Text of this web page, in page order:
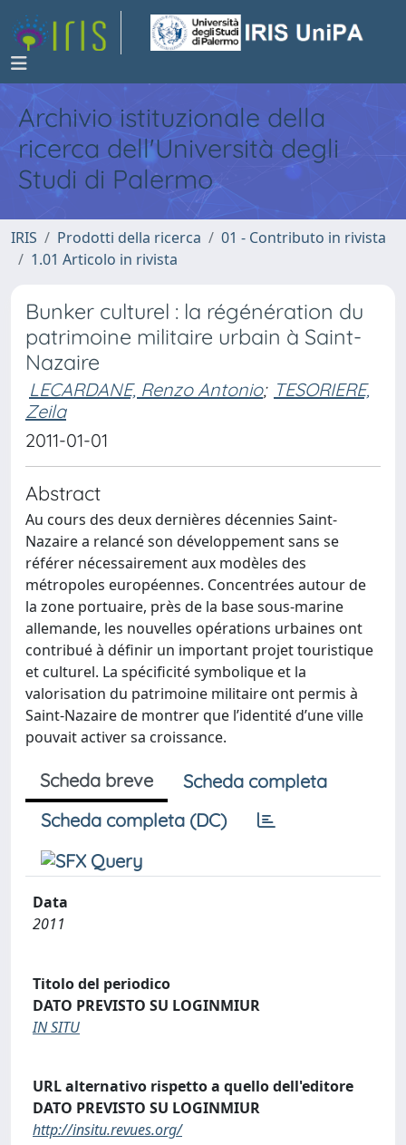
Archivio istituzionale della
ricerca dell'Università degli
Studi di Palermo
IRIS Prodotti della ricerca
01 - Contributo in rivista
1.01 Articolo in rivista
Bunker culturel : la régénération du
patrimoine militaire urbain à Saint-
Nazaire
LECARDANE, Renzo Antonio; TESORIERE,
Zeila
2011-01-01
Abstract
Au cours des deux dernières décennies Saint-
Nazaire a relancé son développement sans se
référer nécessairement aux modèles des
métropoles européennes. Concentrées autour de
la zone portuaire, près de la base sous-marine
allemande, les nouvelles opérations urbaines ont
contribué à définir un important projet touristique
et culturel. La spécificité symbolique et la
valorisation du patrimoine militaire ont permis à
Saint-Nazaire de montrer que l’identité d’une ville
pouvait activer sa croissance.
Scheda breve
Scheda completa
Scheda completa (DC)
Data
2011
Titolo del periodico
DATO PREVISTO SU LOGINMIUR
IN SITU
URL alternativo rispetto a quello dell'editore
DATO PREVISTO SU LOGINMIUR
http://insitu.revues.org/